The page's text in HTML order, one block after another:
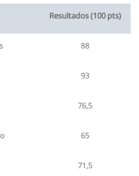
Resultados (100 pts)
88
93
76,5
65
71,5